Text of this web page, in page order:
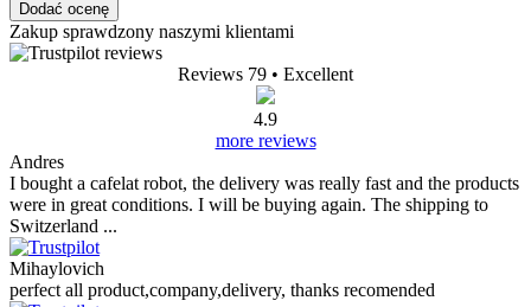
Dodać ocenę
Zakup sprawdzony naszymi klientami
Reviews 79 • Excellent
4.9
more reviews
Andres
I bought a cafelat robot, the delivery was really fast and the products
were in great conditions. I will be buying again. The shipping to
Switzerland ...
Mihaylovich
perfect all product,company,delivery, thanks recomended